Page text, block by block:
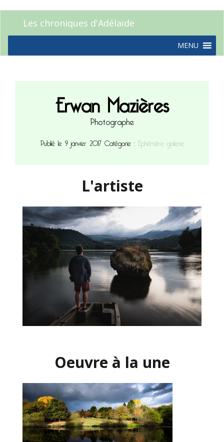
Les chroniques d'Adélaïde
MENU
Erwan Mazières
Photographe
Publié le 9 janvier 2017Catégorie :Ephémère galerie
L'artiste
Oeuvre à la une